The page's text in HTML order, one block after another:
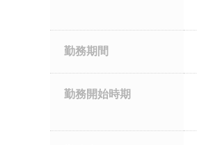
勤務期間
勤務開始時期